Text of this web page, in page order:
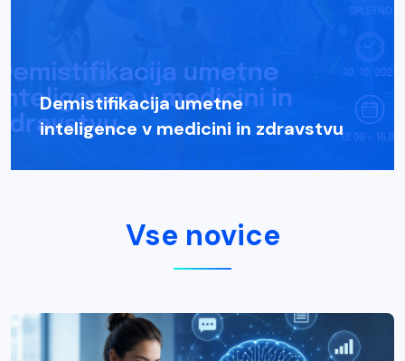
Demistifikacija umetne
inteligence v medicini in zdravstvu
Vse novice